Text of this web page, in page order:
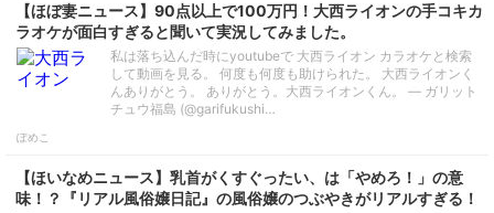
【ほぼ妻ニュース】90点以上で100万円！大西ライオンの手コキカ
ラオケが面白すぎると聞いて実況してみました。
私は落ち込んだ時にyoutubeで 大西ライオン カラオケと検索
して動画を見る。 何度も何度も助けられた。 大西ライオンく
んありがとう。 ありがとう。大西ライオンくん。 — ガリット
チュウ福島 (@garifukushi…
ぽめこ
【ほいなめニュース】乳首がくすぐったい、は「やめろ！」の意
味！？『リアル風俗嬢日記』の風俗嬢のつぶやきがリアルすぎる！